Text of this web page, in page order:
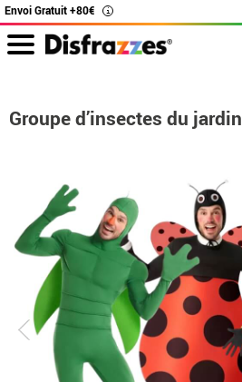
Envoi Gratuit +80€ i
Groupe d’insectes du jardin